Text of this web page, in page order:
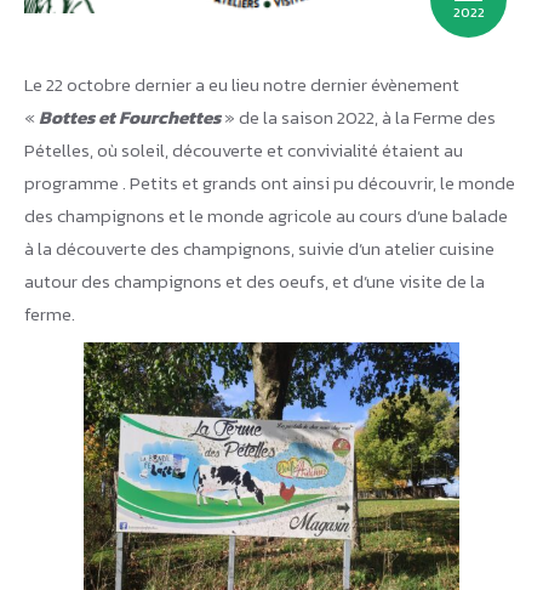
2022
Le 22 octobre dernier a eu lieu notre dernier évènement
«Bottes et Fourchettes» de la saison 2022, à la Ferme des
Pételles, où soleil, découverte et convivialité étaient au
programme . Petits et grands ont ainsi pu découvrir, le monde
des champignons et le monde agricole au cours d’une balade
à la découverte des champignons, suivie d’un atelier cuisine
autour des champignons et des oeufs, et d’une visite de la
ferme.